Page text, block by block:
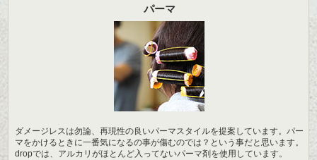
パーマ
ダメージレスは勿論、再現性の良いパーマスタイルを提案しています。パー
マをかけるときに一番気になるの事が傷むのでは？という事だと思います。
dropでは、アルカリがほとんど入ってないパーマ剤を使用しています。